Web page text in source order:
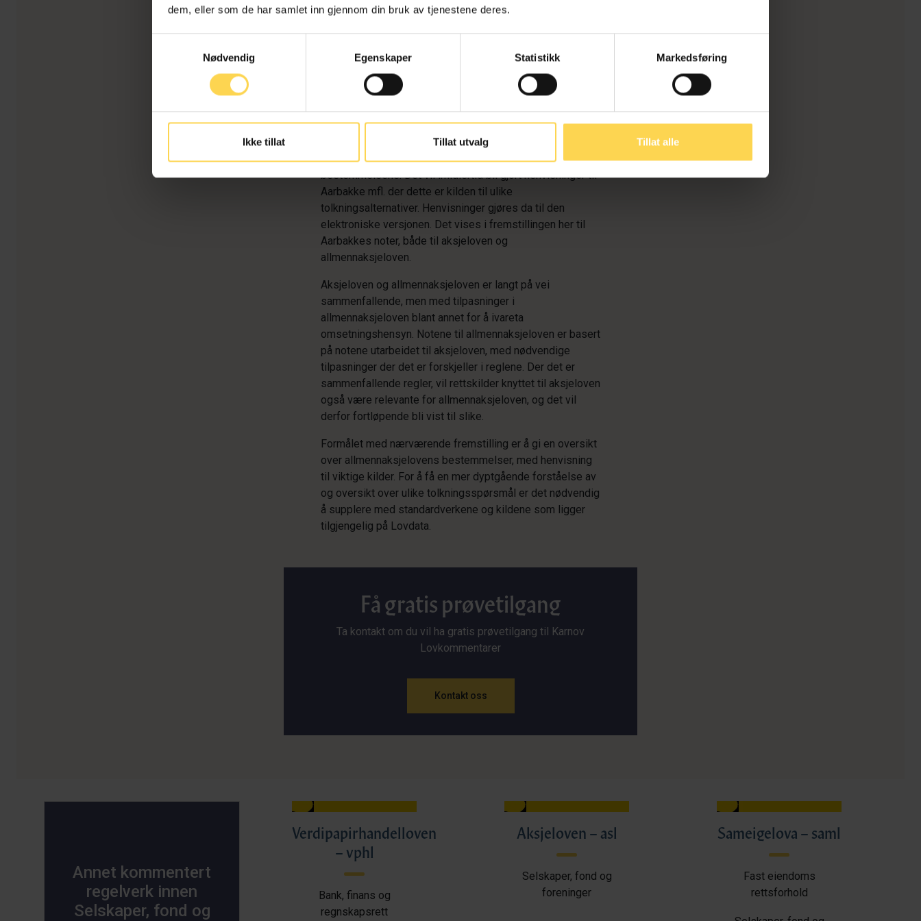
dem, eller som de har samlet inn gjennom din bruk av tjenestene deres.
Nødvendig
Egenskaper Statistikk Markedsføring
Ikke tillat Tillat utvalg Tillat alle
og Aarbakke, Magnus mfl.,
Aksjeloven og
allmennaksjeloven,
Universitetsforlaget, 2017, elektronisk
på Juridika. Det vil bli gjort fortløpende henvisninger til
behandlingen av de ulike bestemmelsene hos Andenæs.
Det synes unødvendig med løpende henvisning til
Aarbakke mfl., som også er en kommentarutgave, og som
dermed er bygget opp med tilsvarende noter til
bestemmelsene. Det vil imidlertid bli gjort henvisninger til
Aarbakke mfl. der dette er kilden til ulike
tolkningsalternativer. Henvisninger gjøres da til den
elektroniske versjonen. Det vises i fremstillingen her til
Aarbakkes noter, både til aksjeloven og
allmennaksjeloven.
Aksjeloven og allmennaksjeloven er langt på vei
sammenfallende, men med tilpasninger i
allmennaksjeloven blant annet for å ivareta
omsetningshensyn. Notene til allmennaksjeloven er basert
på notene utarbeidet til aksjeloven, med nødvendige
tilpasninger der det er forskjeller i reglene. Der det er
sammenfallende regler, vil rettskilder knyttet til aksjeloven
også være relevante for allmennaksjeloven, og det vil
derfor fortløpende bli vist til slike.
Formålet med nærværende fremstilling er å gi en oversikt
over allmennaksjelovens bestemmelser, med henvisning
til viktige kilder. For å få en mer dyptgående forståelse av
og oversikt over ulike tolkningsspørsmål er det nødvendig
å supplere med standardverkene og kildene som ligger
tilgjengelig på Lovdata.
Få gratis prøvetilgang
Ta kontakt om du vil ha gratis prøvetilgang til Karnov
Lovkommentarer
Kontakt oss
Annet kommentert
regelverk innen
Selskaper, fond og
Verdipapirhandelloven
– vphl
Bank, finans og
regnskapsrett
Aksjeloven – asl
Selskaper, fond og
foreninger
Sameigelova – saml
Fast eiendoms
rettsforhold